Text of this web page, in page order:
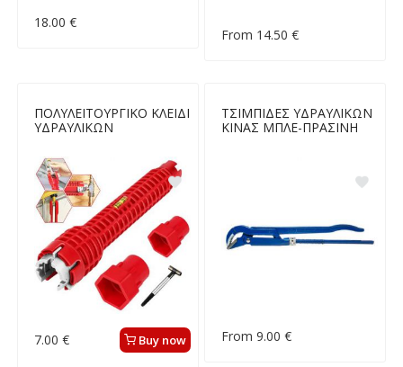
18.00 €
From 14.50 €
ΠΟΛΥΛΕΙΤΟΥΡΓΙΚΟ ΚΛΕΙΔΙ
ΥΔΡΑΥΛΙΚΩΝ
7.00 € Buy now
ΤΣΙΜΠΙΔΕΣ ΥΔΡΑΥΛΙΚΩΝ
ΚΙΝΑΣ ΜΠΛΕ-ΠΡΑΣΙΝΗ
From 9.00 €